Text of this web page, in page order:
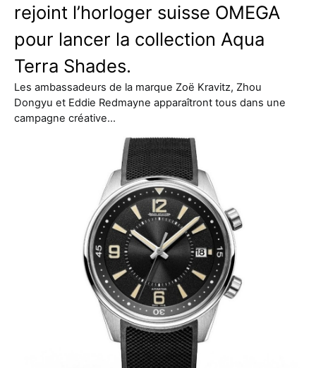
rejoint l’horloger suisse OMEGA
pour lancer la collection Aqua
Terra Shades.
Les ambassadeurs de la marque Zoë Kravitz, Zhou
Dongyu et Eddie Redmayne apparaîtront tous dans une
campagne créative…